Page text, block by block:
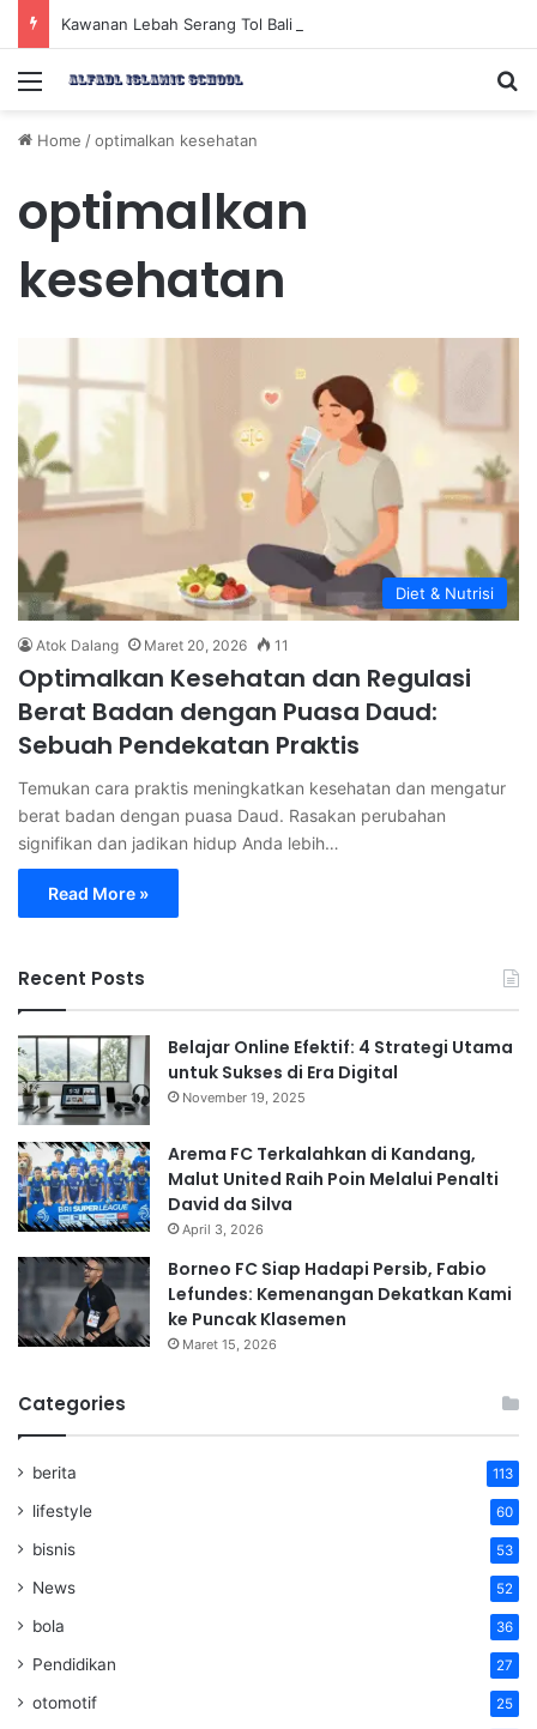
Menu
Home /optimalkan kesehatan
optimalkan
kesehatan
Diet & Nutrisi
Atok Dalang Maret 20, 2026 11
Optimalkan Kesehatan dan Regulasi
Berat Badan dengan Puasa Daud:
Sebuah Pendekatan Praktis
Temukan cara praktis meningkatkan kesehatan dan mengatur
berat badan dengan puasa Daud. Rasakan perubahan
signifikan dan jadikan hidup Anda lebih…
Read More »
Recent Posts
Belajar Online Efektif: 4 Strategi Utama
untuk Sukses di Era Digital
November 19, 2025
Arema FC Terkalahkan di Kandang,
Malut United Raih Poin Melalui Penalti
David da Silva
April 3, 2026
Borneo FC Siap Hadapi Persib, Fabio
Lefundes: Kemenangan Dekatkan Kami
ke Puncak Klasemen
Maret 15, 2026
Categories
berita 113
lifestyle 60
bisnis 53
News 52
bola 36
Pendidikan 27
otomotif 25